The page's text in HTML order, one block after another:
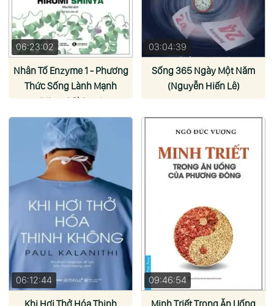
06:23:02
Nhân Tố Enzyme 1 - Phương
Thức Sống Lành Mạnh
(Hiromi Shinya)
03:04:39
Sống 365 Ngày Một Năm
(Nguyễn Hiến Lê)
06:12:44 09:46:54